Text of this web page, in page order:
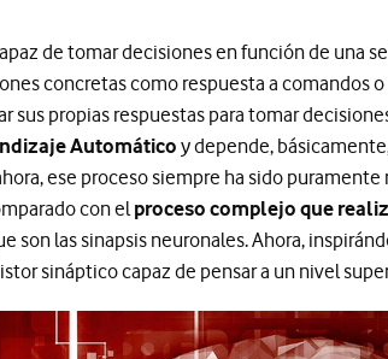
de tomar decisiones en función de una
concretas como respuesta a comandos
sus propias respuestas para tomar
Automático y depende,
ese proceso siempre ha sido
con elproceso complejo que
son las sinapsis neuronales. Ahora,
sináptico capaz de pensar a un nivel